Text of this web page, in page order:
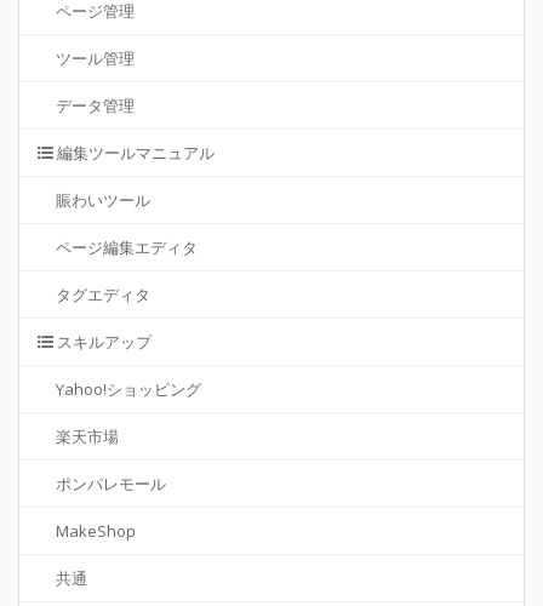
ページ管理
ツール管理
データ管理
編集ツールマニュアル
賑わいツール
ページ編集エディタ
タグエディタ
スキルアップ
Yahoo!ショッピング
楽天市場
ポンパレモール
MakeShop
共通